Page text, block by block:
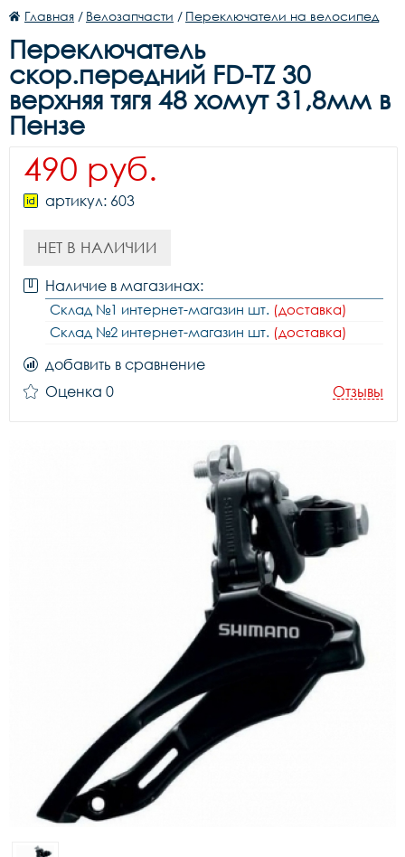
Главная / Велозапчасти / Переключатели на велосипед
Переключатель
скор.передний FD-TZ 30
верхняя тягя 48 хомут 31,8мм в
Пензе
490 руб.
артикул: 603
НЕТ В НАЛИЧИИ
Наличие в магазинах:
Склад №1 интернет-магазин шт. (доставка)
Склад №2 интернет-магазин шт. (доставка)
добавить в сравнение
Оценка 0
Отзывы